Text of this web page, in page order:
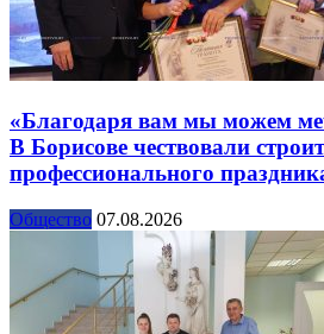
«Благодаря вам мы можем
В Борисове чествовали
профессионального
Общество 07.08.2026